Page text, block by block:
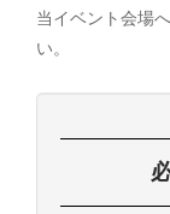
当イベント会場
い。